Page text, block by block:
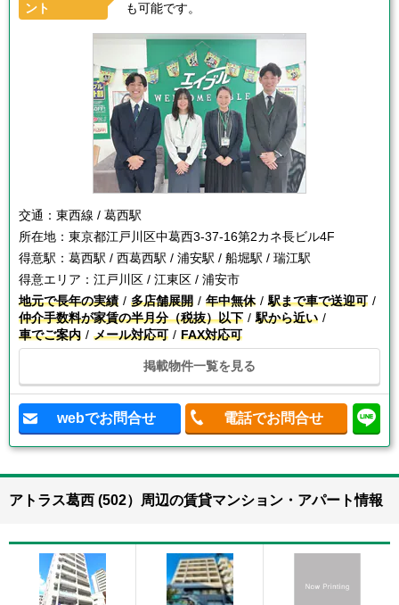
ント
も可能です。
交通： 東西線 / 葛西駅
所在地： 東京都江戸川区中葛西3-37-16第2カネ長ビル4F
得意駅： 葛西駅 / 西葛西駅 / 浦安駅 / 船堀駅 / 瑞江駅
得意エリア： 江戸川区 / 江東区 / 浦安市
地元で長年の実績
多店舗展開 年中無休
駅まで車で送迎可
仲介手数料が家賃の半月分（税抜）以下
駅から近い
車でご案内
メール対応可 FAX対応可
掲載物件一覧を見る
webでお問合せ 電話でお問合せ
アトラス葛西 (502）周辺の賃貸マンション・アパート情報